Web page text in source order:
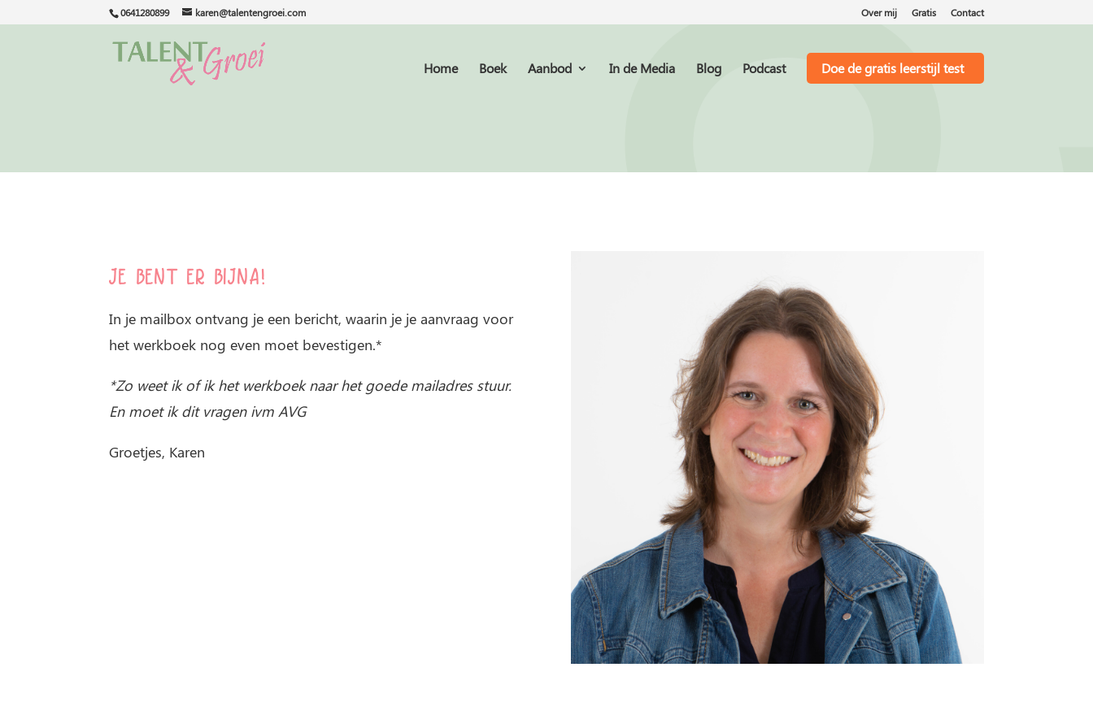
0641280899 karen@talentengroei.com Over mij Gratis Contact
Home Boek Aanbod In de Media Blog Podcast Doe de gratis leerstijl test
Je bent er bijna!
In je mailbox ontvang je een bericht, waarin je je aanvraag voor
het werkboek nog even moet bevestigen.*
*Zo weet ik of ik het werkboek naar het goede mailadres stuur.
En moet ik dit vragen ivm AVG
Groetjes, Karen